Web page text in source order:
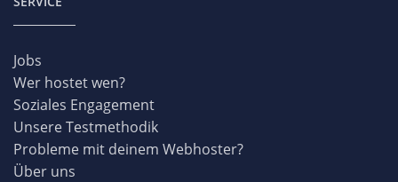
Jobs
Wer hostet wen?
Soziales Engagement
Unsere Testmethodik
Probleme mit deinem Webhoster?
Über uns